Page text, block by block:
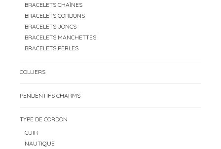
BRACELETS CHAÎNES
BRACELETS CORDONS
BRACELETS JONCS
BRACELETS MANCHETTES
BRACELETS PERLES
COLLIERS
PENDENTIFS CHARMS
TYPE DE CORDON
CUIR
NAUTIQUE